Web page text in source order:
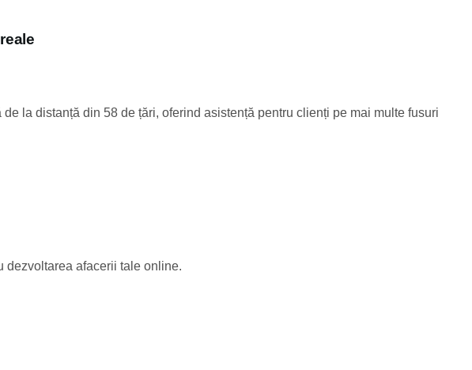
la distanță din 58 de țări, oferind asistență pentru clienți pe mai multe fusuri
dezvoltarea afacerii tale online.